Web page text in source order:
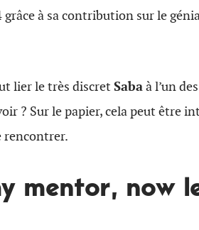
grâce à sa contribution sur le
lier le très discret Sabaà l’un
? Sur le papier, cela peut être
rencontrer.
mentor, now